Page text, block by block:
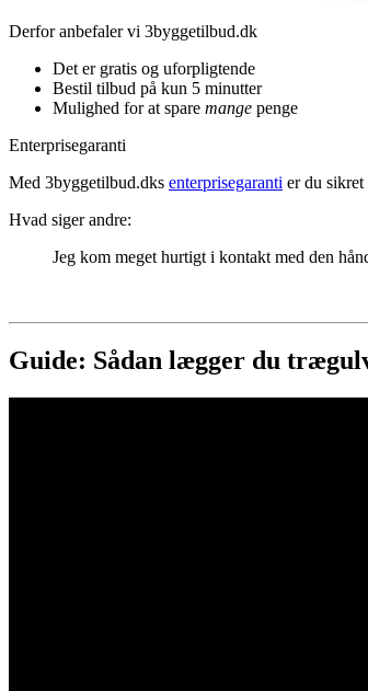
Derfor anbefaler vi 3byggetilbud.dk
Det er gratis og uforpligtende
Bestil tilbud på kun 5 minutter
Mulighed for at spare mange penge
Enterprisegaranti
Med 3byggetilbud.dks enterprisegaranti er du
Hvad siger andre:
Jeg kom meget hurtigt i kontakt med den
Guide: Sådan lægger du